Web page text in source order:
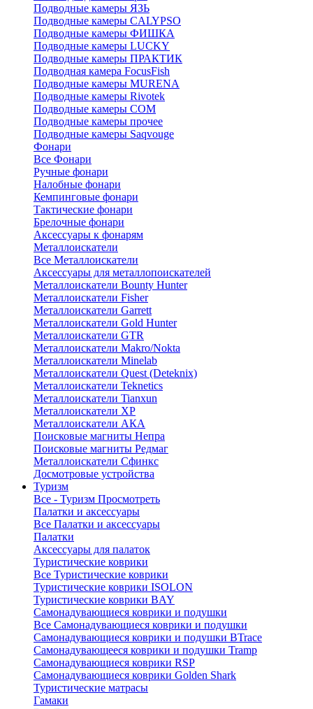
Подводные камеры ЯЗЬ
Подводные камеры CALYPSO
Подводные камеры ФИШКА
Подводные камеры LUCKY
Подводные камеры ПРАКТИК
Подводная камера FocusFish
Подводные камеры MURENA
Подводные камеры Rivotek
Подводные камеры СОМ
Подводные камеры прочее
Подводные камеры Saqvouge
Фонари
Все Фонари
Ручные фонари
Налобные фонари
Кемпинговые фонари
Тактические фонари
Брелочные фонари
Аксессуары к фонарям
Металлоискатели
Все Металлоискатели
Аксессуары для металлопоискателей
Металлоискатели Bounty Hunter
Металлоискатели Fisher
Металлоискатели Garrett
Металлоискатели Gold Hunter
Металлоискатели GTR
Металлоискатели Makro/Nokta
Металлоискатели Minelab
Металлоискатели Quest (Deteknix)
Металлоискатели Teknetics
Металлоискатели Tianxun
Металлоискатели XP
Металлоискатели АКА
Поисковые магниты Непра
Поисковые магниты Редмаг
Металлоискатели Сфинкс
Досмотровые устройства
Туризм
Все - Туризм Просмотреть
Палатки и аксессуары
Все Палатки и аксессуары
Палатки
Аксессуары для палаток
Туристические коврики
Все Туристические коврики
Туристические коврики ISOLON
Туристические коврики BAY
Самонадувающиеся коврики и подушки
Все Самонадувающиеся коврики и подушки
Самонадувающиеся коврики и подушки BTrace
Самонадувающееся коврики и подушки Tramp
Самонадувающиеся коврики RSP
Самонадувающиеся коврики Golden Shark
Туристические матрасы
Гамаки